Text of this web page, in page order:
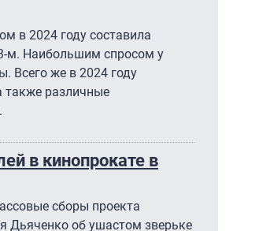
в 2024 году составила
м. Наибольшим спросом у
Всего же в 2024 году
также различные
в кинопрокате в
сборы проекта
Дьяченко об ушастом зверьке